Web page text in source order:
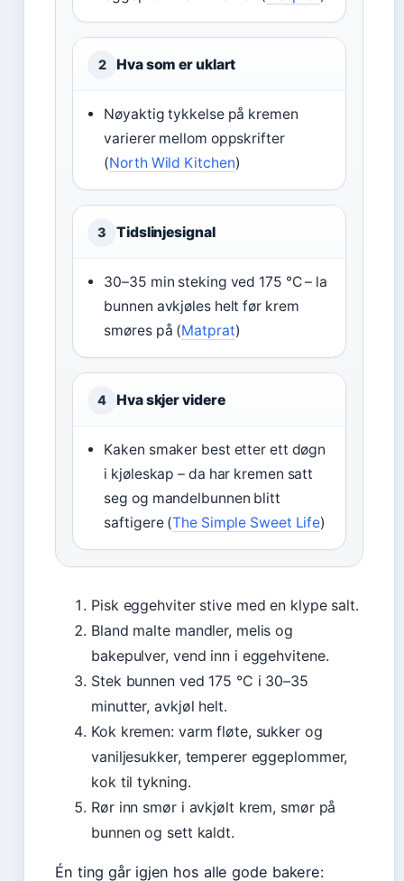
2 Hva som er uklart
Nøyaktig tykkelse på kremen
varierer mellom oppskrifter
(North Wild Kitchen)
3 Tidslinjesignal
30–35 min steking ved 175 °C – la
bunnen avkjøles helt før krem
smøres på (Matprat)
4 Hva skjer videre
Kaken smaker best etter ett døgn
i kjøleskap – da har kremen satt
seg og mandelbunnen blitt
saftigere (The Simple Sweet Life)
Pisk eggehviter stive med en klype salt.
Bland malte mandler, melis og
bakepulver, vend inn i eggehvitene.
Stek bunnen ved 175 °C i 30–35
minutter, avkjøl helt.
Kok kremen: varm fløte, sukker og
vaniljesukker, temperer eggeplommer,
kok til tykning.
Rør inn smør i avkjølt krem, smør på
bunnen og sett kaldt.
Én ting går igjen hos alle gode bakere: